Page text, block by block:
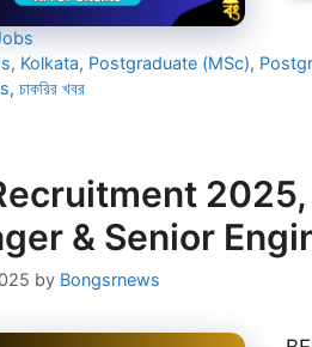
, Kolkata, Postgraduate (MSc),
, চাকরির খবর
& Senior
by Bongsrnews